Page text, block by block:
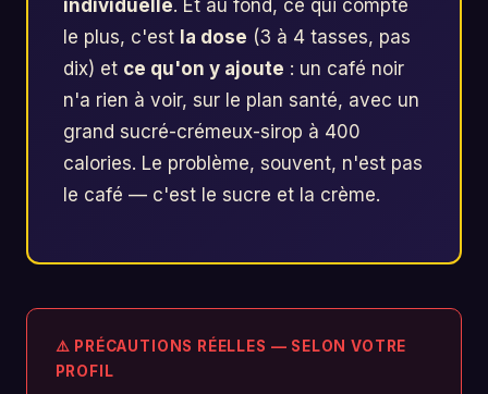
individuelle. Et au fond, ce qui compte
le plus, c'est la dose (3 à 4 tasses, pas
dix) et ce qu'on y ajoute : un café noir
n'a rien à voir, sur le plan santé, avec un
grand sucré-crémeux-sirop à 400
calories. Le problème, souvent, n'est pas
le café — c'est le sucre et la crème.
⚠️ PRÉCAUTIONS RÉELLES — SELON VOTRE
PROFIL